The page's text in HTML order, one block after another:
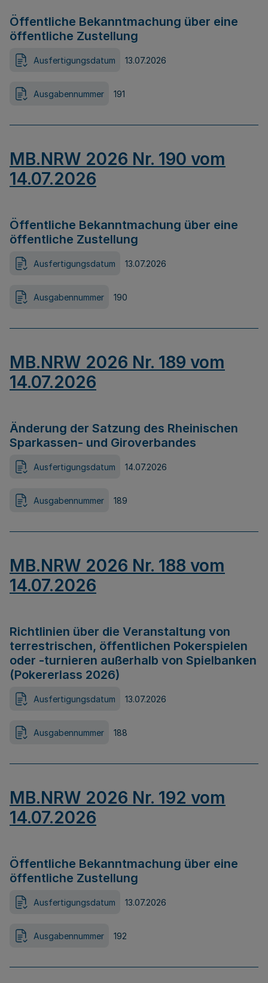
Öffentliche Bekanntmachung über eine
öffentliche Zustellung
Ausfertigungsdatum 13.07.2026
Ausgabennummer 191
MB.NRW 2026 Nr. 190 vom
14.07.2026
Öffentliche Bekanntmachung über eine
öffentliche Zustellung
Ausfertigungsdatum 13.07.2026
Ausgabennummer 190
MB.NRW 2026 Nr. 189 vom
14.07.2026
Änderung der Satzung des Rheinischen
Sparkassen- und Giroverbandes
Ausfertigungsdatum 14.07.2026
Ausgabennummer 189
MB.NRW 2026 Nr. 188 vom
14.07.2026
Richtlinien über die Veranstaltung von
terrestrischen, öffentlichen Pokerspielen
oder -turnieren außerhalb von Spielbanken
(Pokererlass 2026)
Ausfertigungsdatum 13.07.2026
Ausgabennummer 188
MB.NRW 2026 Nr. 192 vom
14.07.2026
Öffentliche Bekanntmachung über eine
öffentliche Zustellung
Ausfertigungsdatum 13.07.2026
Ausgabennummer 192